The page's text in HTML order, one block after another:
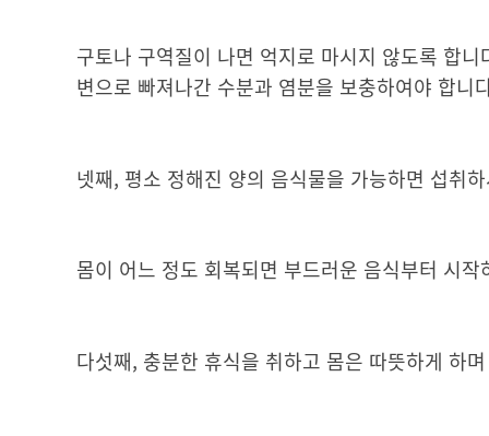
구토나 구역질이 나면 억지로 마시지 않도록 합
변으로 빠져나간 수분과 염분을 보충하여야 합니
넷째, 평소 정해진 양의 음식물을 가능하면 섭취
몸이 어느 정도 회복되면 부드러운 음식부터 시
다섯째, 충분한 휴식을 취하고 몸은 따뜻하게 하